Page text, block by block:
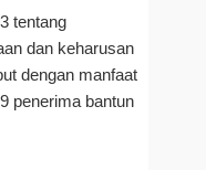
tentang
dan keharusan
dengan manfaat
penerima bantun